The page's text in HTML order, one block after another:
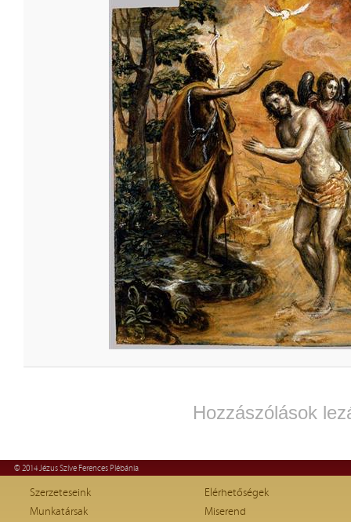
Hozzászólások
© 2014 Jézus Szíve Ferences Plébánia
Szerzeteseink
Munkatársak
Elérhetőségek
Miserend